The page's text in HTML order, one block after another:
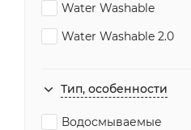
Water Washable
Water Washable 2.0
Тип, особенности
Водосмываемые